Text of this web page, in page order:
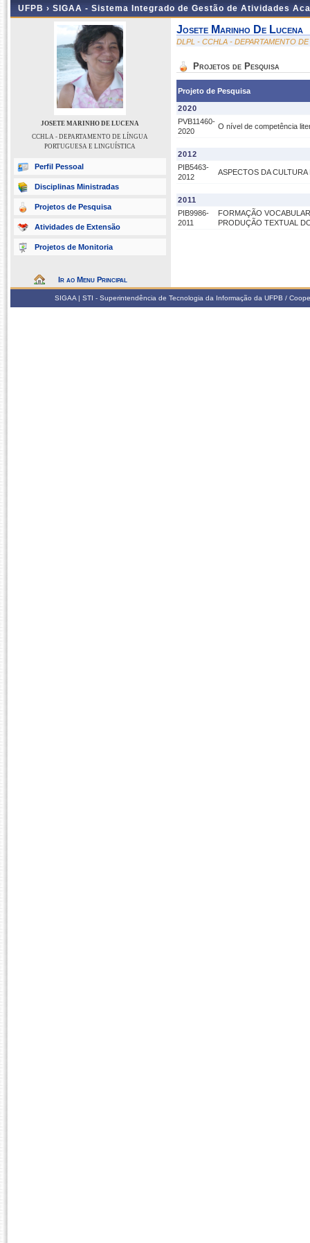
UFPB › SIGAA - Sistema Integrado de Gestão de Atividades
JOSETE MARINHO DE LUCENA
CCHLA - DEPARTAMENTO DE LÍNGUA
PORTUGUESA E LINGUÍSTICA
Perfil Pessoal
Disciplinas Ministradas
Projetos de Pesquisa
Atividades de Extensão
Projetos de Monitoria
Ir ao Menu Principal
Josete Marinho De Lucena
DLPL - CCHLA - DEPARTAMENTO
Projetos de Pesquisa
Projeto de Pesquisa
2020
PVB11460-
2020
O nível de competência
2012
PIB5463-
2012
ASPECTOS DA
2011
PIB9986-
2011
FORMAÇÃO
PRODUÇÃO TEXTUAL
SIGAA | STI - Superintendência de Tecnologia da Informação da UFPB /